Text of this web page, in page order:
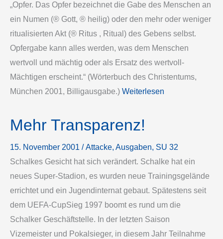
„Opfer. Das Opfer bezeichnet die Gabe des Menschen an
ein Numen (® Gott, ® heilig) oder den mehr oder weniger
ritualisierten Akt (® Ritus , Ritual) des Gebens selbst.
Opfergabe kann alles werden, was dem Menschen
wertvoll und mächtig oder als Ersatz des wertvoll-
Mächtigen erscheint.“ (Wörterbuch des Christentums,
München 2001, Billigausgabe.) Weiterlesen
Mehr Transparenz!
15. November 2001 /Attacke, Ausgaben, SU 32
Schalkes Gesicht hat sich verändert. Schalke hat ein
neues Super-Stadion, es wurden neue Trainingsgelände
errichtet und ein Jugendinternat gebaut. Spätestens seit
dem UEFA-Cup­Sieg 1997 boomt es rund um die
Schalker Geschäftstelle. In der letzten Saison
Vizemeister und Pokalsieger, in diesem Jahr Teilnahme